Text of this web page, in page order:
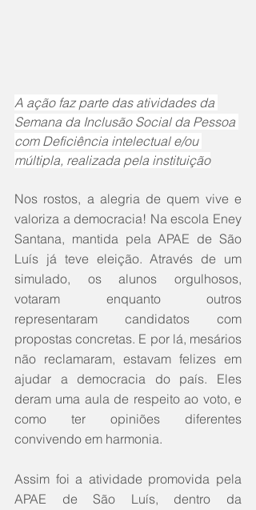
A ação faz parte das atividades da
Semana da Inclusão Social da Pessoa
com Deficiência intelectual e/ou
múltipla, realizada pela instituição
Nos rostos, a alegria de quem vive e
valoriza a democracia! Na escola Eney
Santana, mantida pela APAE de São
Luís já teve eleição. Através de um
simulado, os alunos orgulhosos,
votaram enquanto outros
representaram candidatos com
propostas concretas. E por lá, mesários
não reclamaram, estavam felizes em
ajudar a democracia do país. Eles
deram uma aula de respeito ao voto, e
como ter opiniões diferentes
convivendo em harmonia.
Assim foi a atividade promovida pela
APAE de São Luís, dentro da